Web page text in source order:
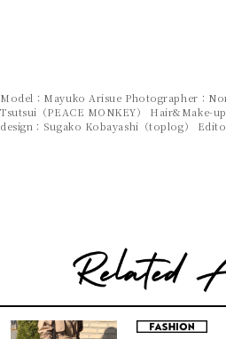
Model：Mayuko Arisue Photographer：
Tsutsui（PEACE MONKEY） Hair&Make-
design：Sugako Kobayashi（toplog）